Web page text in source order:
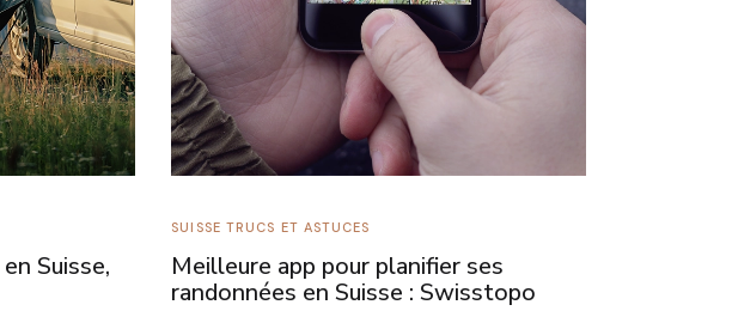
Suisse,
SUISSE TRUCS ET ASTUCES
Meilleure app pour planifier ses
randonnées en Suisse : Swisstopo